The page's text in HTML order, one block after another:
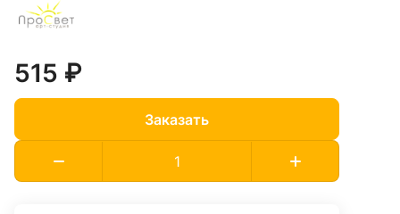
515 ₽
Заказать